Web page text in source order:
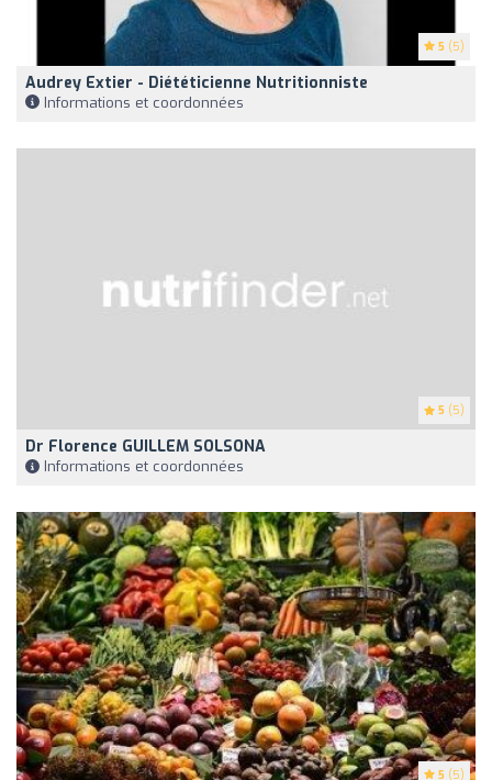
5 (5)
Audrey Extier - Diététicienne Nutritionniste
Informations et coordonnées
5 (5)
Dr Florence GUILLEM SOLSONA
Informations et coordonnées
5 (5)